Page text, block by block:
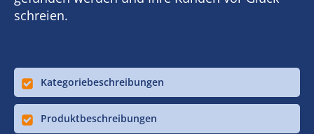
schreien.
Kategoriebeschreibungen
Produktbeschreibungen